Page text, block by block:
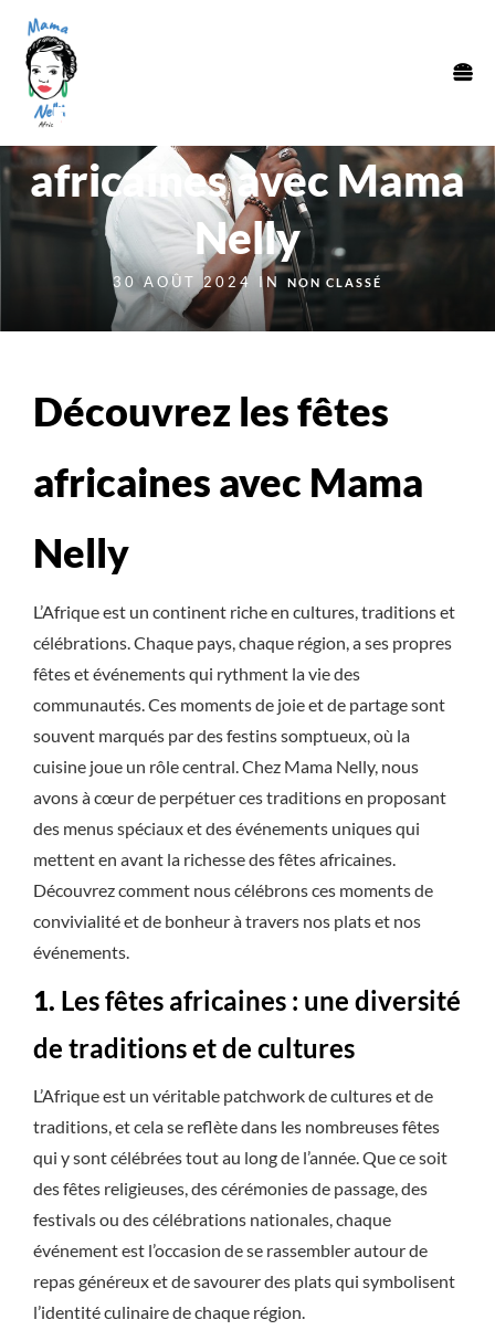
Découvrez les fêtes
africaines avec Mama
Nelly
30 AOÛT 2024 IN NON CLASSÉ
Découvrez les fêtes
africaines avec Mama
Nelly
L’Afrique est un continent riche en cultures, traditions et
célébrations. Chaque pays, chaque région, a ses propres
fêtes et événements qui rythment la vie des
communautés. Ces moments de joie et de partage sont
souvent marqués par des festins somptueux, où la
cuisine joue un rôle central. Chez Mama Nelly, nous
avons à cœur de perpétuer ces traditions en proposant
des menus spéciaux et des événements uniques qui
mettent en avant la richesse des fêtes africaines.
Découvrez comment nous célébrons ces moments de
convivialité et de bonheur à travers nos plats et nos
événements.
1. Les fêtes africaines : une diversité
de traditions et de cultures
L’Afrique est un véritable patchwork de cultures et de
traditions, et cela se reflète dans les nombreuses fêtes
qui y sont célébrées tout au long de l’année. Que ce soit
des fêtes religieuses, des cérémonies de passage, des
festivals ou des célébrations nationales, chaque
événement est l’occasion de se rassembler autour de
repas généreux et de savourer des plats qui symbolisent
l’identité culinaire de chaque région.